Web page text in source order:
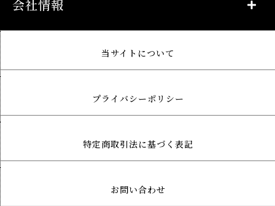
会社情報
当サイトについて
プライバシーポリシー
特定商取引法に基づく表記
お問い合わせ